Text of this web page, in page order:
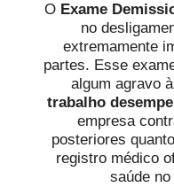
O Exame
no
extremamente
partes. Esse
algum agravo à
trabalho
empresa
posteriores
registro médico
saúde